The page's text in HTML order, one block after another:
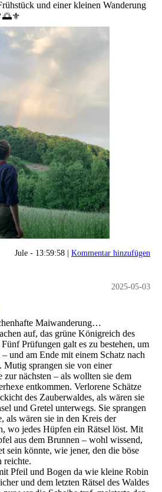
und einer kleinen Wanderung
Jule - 13:59:58 | Kommentar hinzufügen
2025-05-03
Maiwanderung…
auf, das grüne Königreich des
Prüfungen galt es zu bestehen, um
und am Ende mit einem Schatz nach
Mutig sprangen sie von einer
zur nächsten – als wollten sie dem
entkommen. Verlorene Schätze
des Zauberwaldes, als wären sie
und Gretel unterwegs. Sie sprangen
als wären sie in den Kreis der
wo jedes Hüpfen ein Rätsel löst. Mit
aus dem Brunnen – wohl wissend,
sein könnte, wie jener, den die böse
reichte.
Pfeil und Bogen da wie kleine Robin
und dem letzten Rätsel des Waldes